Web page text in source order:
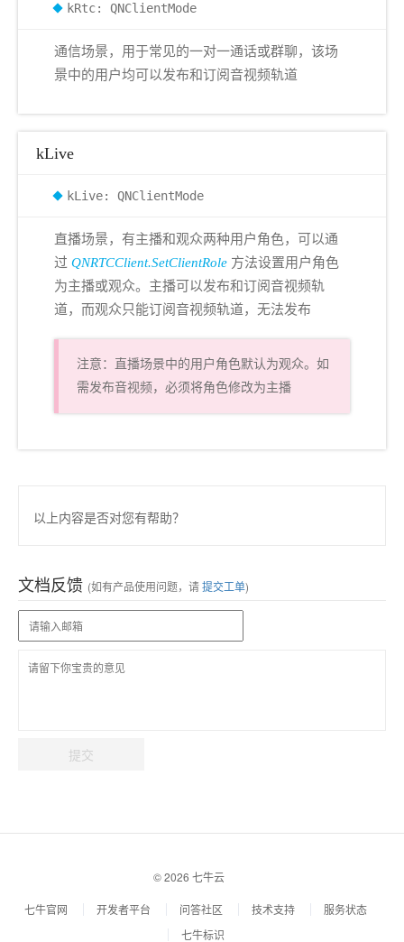
kRtc: QNClientMode
通信场景，用于常见的一对一通话或群聊，该场
景中的用户均可以发布和订阅音视频轨道
kLive
kLive: QNClientMode
直播场景，有主播和观众两种用户角色，可以通
过 QNRTCClient.SetClientRole 方法设置用户角色
为主播或观众。主播可以发布和订阅音视频轨
道，而观众只能订阅音视频轨道，无法发布
注意：直播场景中的用户角色默认为观众。如
需发布音视频，必须将角色修改为主播
以上内容是否对您有帮助？
文档反馈 (如有产品使用问题，请提交工单)
提交
© 2026 七牛云
七牛官网 开发者平台 问答社区 技术支持
服务状态
七牛标识